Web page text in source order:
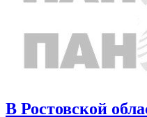
В Ростовской